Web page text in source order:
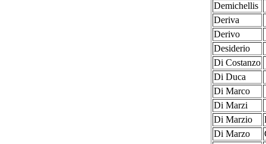
Demichellis
Deriva
Derivo
Desiderio
Di Costanzo
Di Duca
Di Marco
Di Marzi
Di Marzio
Di Marzo